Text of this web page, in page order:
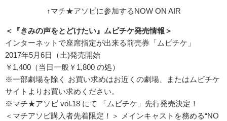
↑マチ★アソビに参加するNOW ON AIR
＜『きみの声をとどけたい』ムビチケ発売情報＞
インターネットで座席指定が出来る前売券「ムビチケ」
2017年5月6日（土)発売開始
￥1,400（当日一般￥1,800 の処）
※一部劇場を除く お買い求めはお近くの劇場、またはムビチケ
サイトよりお買い求めください。
※マチ★アソビ vol.18 にて 「ムビチケ」先行発売決定！
＜マチアソビ購入者先着限定！＞ メインキャストを務める“NO